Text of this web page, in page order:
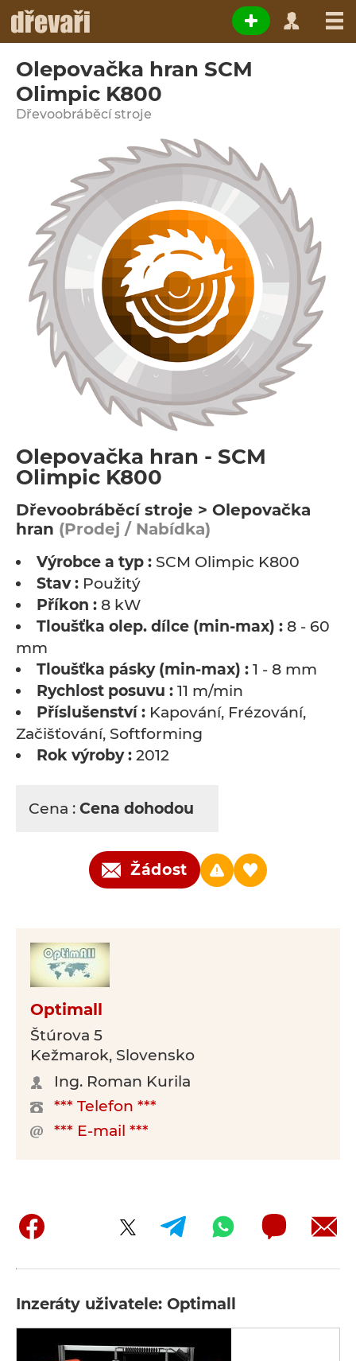
Olepovačka hran SCM
Olimpic K800
Dřevoobráběcí stroje
Olepovačka hran - SCM
Olimpic K800
Dřevoobráběcí stroje > Olepovačka
hran (Prodej / Nabídka)
Výrobce a typ : SCM Olimpic K800
Stav : Použitý
Příkon : 8 kW
Tloušťka olep. dílce (min-max) : 8 - 60
mm
Tloušťka pásky (min-max) : 1 - 8 mm
Rychlost posuvu : 11 m/min
Příslušenství : Kapování, Frézování,
Začišťování, Softforming
Rok výroby : 2012
Cena : Cena dohodou
Žádost
Optimall
Štúrova 5
Kežmarok, Slovensko
Ing. Roman Kurila
*** Telefon ***
*** E-mail ***
Inzeráty uživatele: Optimall